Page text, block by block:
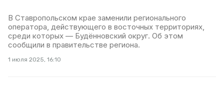
В Ставропольском крае заменили регионального
оператора, действующего в восточных территориях,
среди которых — Будённовский округ. Об этом
сообщили в правительстве региона.
1 июля 2025, 16:10